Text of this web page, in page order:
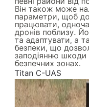
Він також може
параметри, щоб
працювати,
дронів поблизу.
та адаптувати, а
безпеки, що
заподіянню
безпечних зонах.
Titan C-UAS